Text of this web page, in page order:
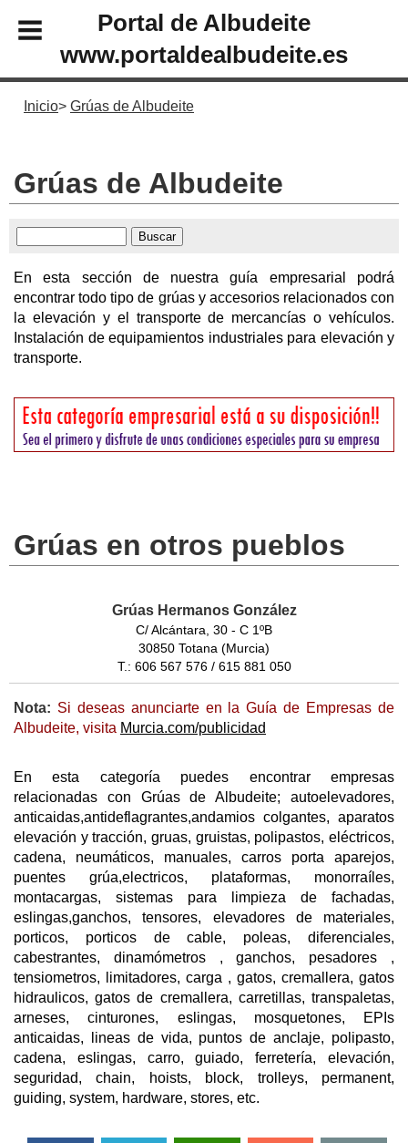
Portal de Albudeite
www.portaldealbudeite.es
Inicio Grúas de Albudeite
Grúas de Albudeite
En esta sección de nuestra guía empresarial podrá
encontrar todo tipo de grúas y accesorios relacionados con
la elevación y el transporte de mercancías o vehículos.
Instalación de equipamientos industriales para elevación y
transporte.
Grúas en otros pueblos
Grúas Hermanos González
C/ Alcántara, 30 - C 1ºB
30850 Totana (Murcia)
T.: 606 567 576 / 615 881 050
Nota: Si deseas anunciarte en la Guía de Empresas de
Albudeite, visita Murcia.com/publicidad
En esta categoría puedes encontrar empresas
relacionadas con Grúas de Albudeite; autoelevadores,
anticaidas,antideflagrantes,andamios colgantes, aparatos
elevación y tracción, gruas, gruistas, polipastos, eléctricos,
cadena, neumáticos, manuales, carros porta aparejos,
puentes grúa,electricos, plataformas, monorraíles,
montacargas, sistemas para limpieza de fachadas,
eslingas,ganchos, tensores, elevadores de materiales,
porticos, porticos de cable, poleas, diferenciales,
cabestrantes, dinamómetros , ganchos, pesadores ,
tensiometros, limitadores, carga , gatos, cremallera, gatos
hidraulicos, gatos de cremallera, carretillas, transpaletas,
arneses, cinturones, eslingas, mosquetones, EPIs
anticaidas, lineas de vida, puntos de anclaje, polipasto,
cadena, eslingas, carro, guiado, ferretería, elevación,
seguridad, chain, hoists, block, trolleys, permanent,
guiding, system, hardware, stores, etc.